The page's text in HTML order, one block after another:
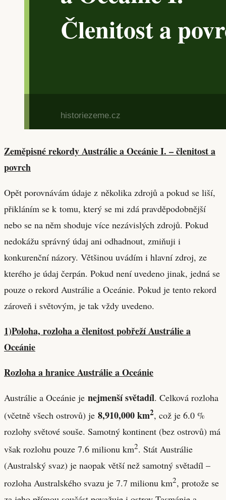
Zeměpisné rekordy Austrálie a Oceánie I. – členitost a
povrch
Opět porovnávám údaje z několika zdrojů a pokud se liší,
přikláním se k tomu, který se mi zdá pravděpodobnější
nebo se na něm shoduje více nezávislých zdrojů. Pokud
nedokážu správný údaj ani odhadnout, zmiňuji i
konkurenční názory. Většinou uvádím i hlavní zdroj, ze
kterého je údaj čerpán. Pokud není uvedeno jinak, jedná se
pouze o rekord Austrálie a Oceánie. Pokud je tento rekord
zároveň i světovým, je tak vždy uvedeno.
1)Poloha, rozloha a členitost pobřeží Austrálie a
Oceánie
Rozloha a hranice Austrálie a Oceánie
Austrálie a Oceánie je nejmenší světadíl. Celková rozloha
(včetně všech ostrovů) je 8,910,000 km2, což je 6.0 %
rozlohy světové souše. Samotný kontinent (bez ostrovů) má
však rozlohu pouze 7.6 milionu km2. Stát Austrálie
(Australský svaz) je naopak větší než samotný světadíl –
rozloha Australského svazu je 7.7 milionu km2, protože se